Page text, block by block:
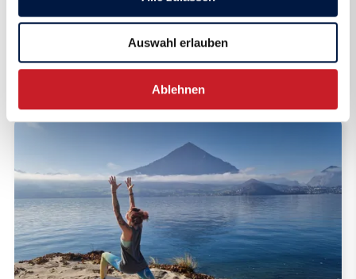
Auswahl erlauben
Ablehnen
5 Tage ab CHF 1795 east